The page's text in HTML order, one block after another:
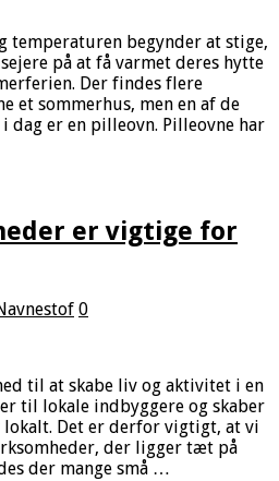
temperaturen begynder at stige,
på at få varmet deres hytte
Der findes flere
et sommerhus, men en af de
er en pilleovn. Pilleovne har
er vigtige for
0
til at skabe liv og aktivitet i en
til lokale indbyggere og skaber
Det er derfor vigtigt, at vi
der ligger tæt på
der mange små …